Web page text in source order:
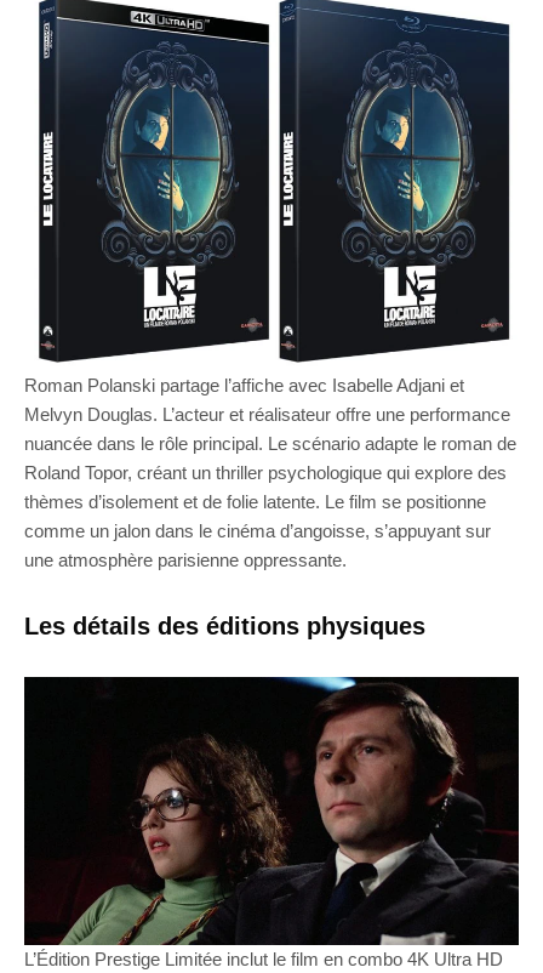
Roman Polanski partage l’affiche avec Isabelle Adjani et
Melvyn Douglas. L’acteur et réalisateur offre une performance
nuancée dans le rôle principal. Le scénario adapte le roman de
Roland Topor, créant un thriller psychologique qui explore des
thèmes d’isolement et de folie latente. Le film se positionne
comme un jalon dans le cinéma d’angoisse, s’appuyant sur
une atmosphère parisienne oppressante.
Les détails des éditions physiques
L’Édition Prestige Limitée inclut le film en combo 4K Ultra HD